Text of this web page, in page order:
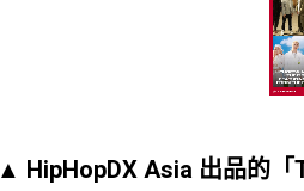
▲ HipHopDX Asia 出品的「